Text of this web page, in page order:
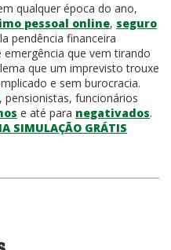
qualquer época do ano,
pessoal online, seguro
pendência financeira
que vem tirando
que um imprevisto trouxe
e sem burocracia.
, pensionistas, funcionários
e até para negativados.
SIMULAÇÃO GRÁTIS